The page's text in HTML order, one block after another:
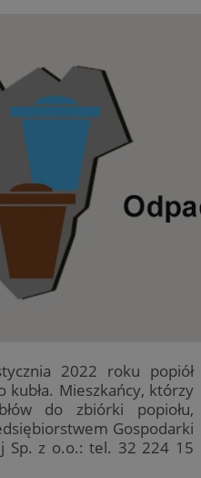
2022 roku popiół
kubła. Mieszkańcy, którzy
do zbiórki popiołu,
Gospodarki
Sp. z o.o.: tel. 32 224 15